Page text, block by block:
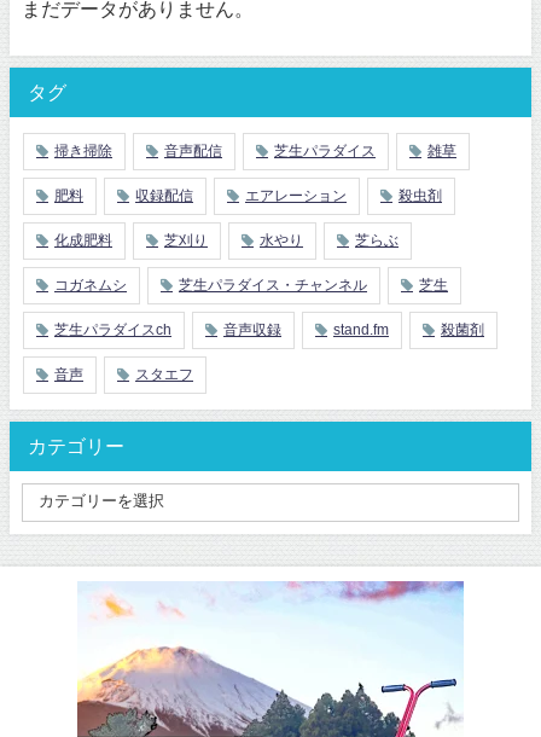
まだデータがありません。
タグ
掃き掃除 音声配信 芝生パラダイス 雑草
肥料 収録配信 エアレーション 殺虫剤
化成肥料 芝刈り 水やり 芝らぶ
コガネムシ 芝生パラダイス・チャンネル 芝生
芝生パラダイスch 音声収録 stand.fm 殺菌剤
音声 スタエフ
カテゴリー